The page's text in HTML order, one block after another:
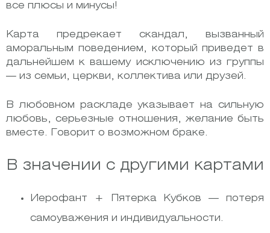
все плюсы и минусы!
Карта предрекает скандал, вызванный
аморальным поведением, который приведет в
дальнейшем к вашему исключению из группы
— из семьи, церкви, коллектива или друзей.
В любовном раскладе указывает на сильную
любовь, серьезные отношения, желание быть
вместе. Говорит о возможном браке.
В значении с другими картами
Иерофант + Пятерка Кубков — потеря
самоуважения и индивидуальности.